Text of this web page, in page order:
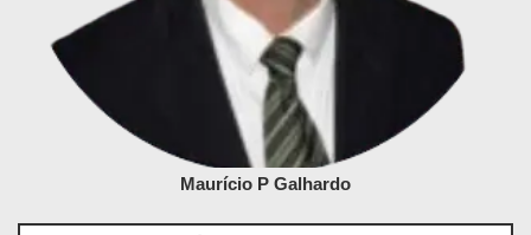
Maurício P Galhardo